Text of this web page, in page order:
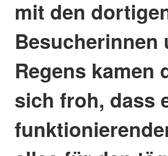
mit den
Besucherinnen
Regens kamen
sich froh, dass